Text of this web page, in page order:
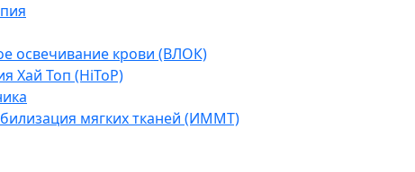
освечивание крови (ВЛОК)
Хай Топ (HiToP)
мягких тканей (ИММТ)